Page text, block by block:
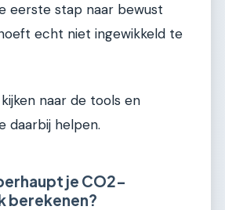
eerste stap naar bewust
echt niet ingewikkeld te
naar de tools en
daarbij helpen.
je CO2-
berekenen?